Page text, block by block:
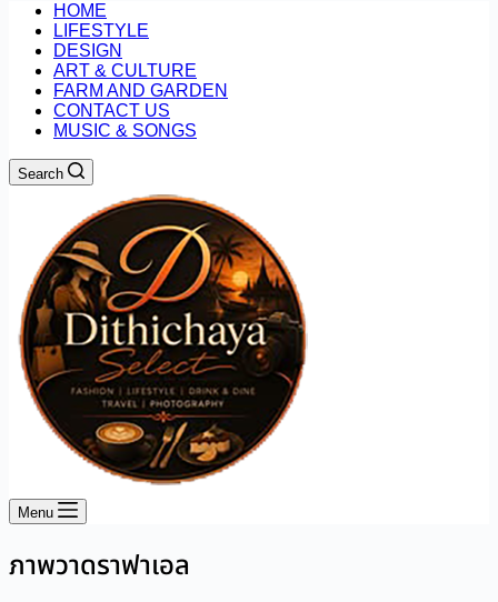
HOME
LIFESTYLE
DESIGN
ART & CULTURE
FARM AND GARDEN
CONTACT US
MUSIC & SONGS
Search
Menu
ภาพวาดราฟาเอล